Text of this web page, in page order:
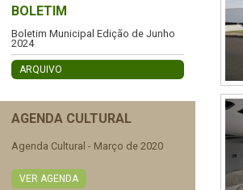
BOLETIM
Boletim Municipal Edição de Junho
2024
ARQUIVO
AGENDA CULTURAL
Agenda Cultural - Março de 2020
VER AGENDA